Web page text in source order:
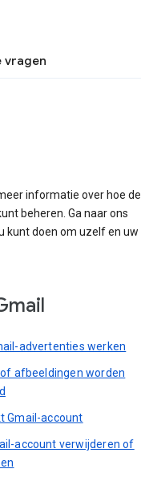
vragen
informatie over hoe de
beheren. Ga naar ons
kunt doen om uzelf en
advertenties werken
of afbeeldingen worden
Gmail-account
account verwijderen of